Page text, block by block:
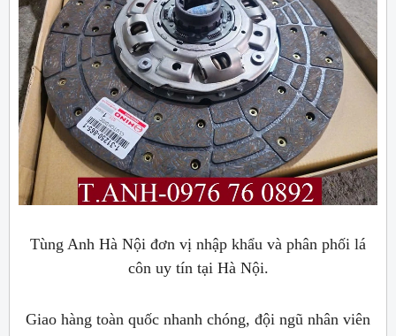
Tùng Anh Hà Nội đơn vị nhập khẩu và phân phối lá
côn uy tín tại Hà Nội.
Giao hàng toàn quốc nhanh chóng, đội ngũ nhân viên